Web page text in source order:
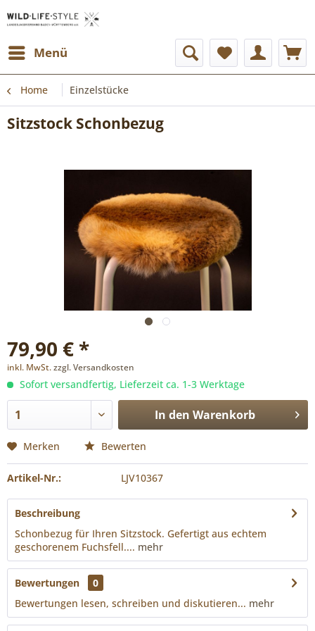
Menü
Home Einzelstücke
Sitzstock Schonbezug
79,90 € *
inkl. MwSt.zzgl. Versandkosten
Sofort versandfertig, Lieferzeit ca. 1-3 Werktage
In den Warenkorb
Merken Bewerten
Artikel-Nr.: LJV10367
Beschreibung
Schonbezug für Ihren Sitzstock. Gefertigt aus echtem
geschorenem Fuchsfell.... mehr
Bewertungen
0
Bewertungen lesen, schreiben und diskutieren... mehr